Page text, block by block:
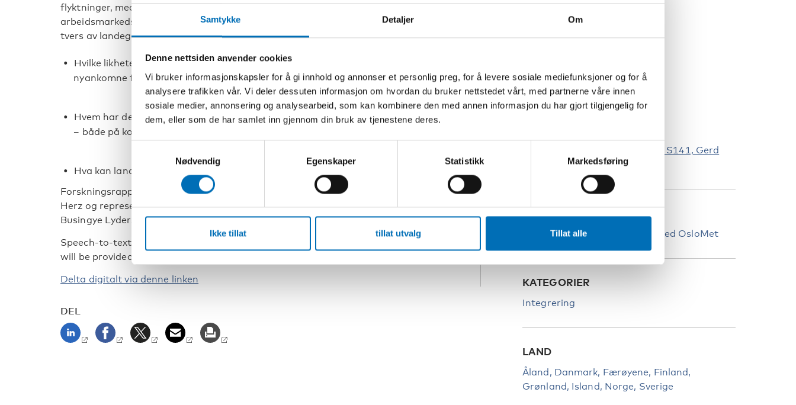
Samtykke Detaljer Om
Denne nettsiden anvender cookies
Vi bruker informasjonskapsler for å gi innhold og annonser et personlig preg, for å levere sosiale mediefunksjoner og for å
analysere trafikken vår. Vi deler dessuten informasjon om hvordan du bruker nettstedet vårt, med partnerne våre innen
sosiale medier, annonsering og analysearbeid, som kan kombinere den med annen informasjon du har gjort tilgjengelig for
dem, eller som de har samlet inn gjennom din bruk av tjenestene deres.
Nødvendig
Egenskaper Statistikk Markedsføring
Ikke tillat tillat utvalg Tillat alle
flyktninger, med statistiske analyser av integreringstiltak, utdanningsløp og
arbeidsmarkedsintegrering. Dette gir et unikt kunnskapsgrunnlag for læring på
tvers av landegrenser, som muliggjør en diskusjon av følgende spørsmål:
Hvilke likheter og forskjeller er det i de skandinaviske landenes tiltak for
nyankomne flyktninger?
Hvem har de beste resultatene for kvalifisering og arbeidsmarkedsintegrering
– både på kort og lang sikt?
Hva kan landene lære av hverandre når det gjelder integreringstiltak
Forskningsrapportens funn vil diskuteres av blant annet statssekretær Nancy
Herz og representanter fra Danmark og Sverige. Diskusjonen modererers av Asta
Busingye Lydersen.
Speech-to-text interpretation from Scandinavian languages to English (subtitles)
will be provided online.
Delta digitalt via denne linken
Pilestredet 48, Eva Balkes hus: S141, Gerd
Wangs auditorium
STED
Kurs- og konferansesenteret ved OsloMet
KATEGORIER
Integrering
LAND
Åland Danmark Færøyene Finland
Grønland Island Norge Sverige
DEL